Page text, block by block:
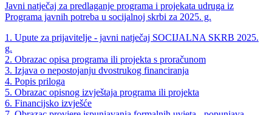
Javni natječaj za predlaganje programa i projekata udruga iz
Programa javnih potreba u socijalnoj skrbi za 2025. g.
1. Upute za prijavitelje - javni natječaj SOCIJALNA SKRB 2025.
g.
2. Obrazac opisa programa ili projekta s proračunom
3. Izjava o nepostojanju dvostrukog financiranja
4. Popis priloga
5. Obrazac opisnog izvještaja programa ili projekta
6. Financijsko izvješće